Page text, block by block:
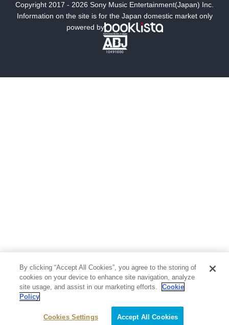
ミステリー SF
文学
芸術・アート 映画・音楽・演劇
写真集 教養
医学・福祉
Copyright 2017 - 2026 Sony Music Entertainment(Japan) Inc.
Information on the site is for the Japan domestic market only
powered by
By clicking “Accept All Cookies”, you agree to the storing of
cookies on your device to enhance site navigation, analyze
site usage, and assist in our marketing efforts.
Cookie
Policy
Cookies Settings Accept All Cookies